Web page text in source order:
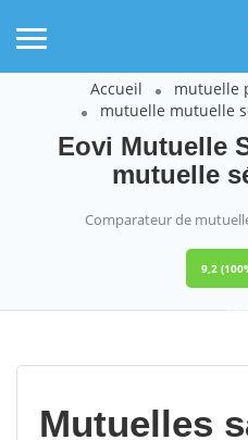
Accueil
mutuelle
mutuelle mutuelle
Eovi Mutuelle
mutuelle
Comparateur de
9,2
Mutuelles